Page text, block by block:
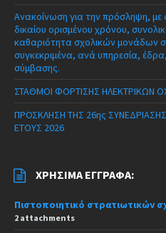
Ανακοίνωση για την πρόσληψη, με
δικαίου ορισμένου χρόνου,
καθαριότητα σχολικών μονάδων
συγκεκριμένα, ανά υπηρεσία, έδρα,
σύμβασης.
ΣΤΑΘΜΟΙ ΦΟΡΤΙΣΗΣ ΗΛΕΚΤΡΙΚΩΝ
ΠΡΟΣΚΛΗΣΗ ΤΗΣ 26ης
ΕΤΟΥΣ 2026
ΧΡΉΣΙΜΑ ΈΓΓΡΑΦΑ:
Πιστοποιητικό στρατιωτικών
2 attachments